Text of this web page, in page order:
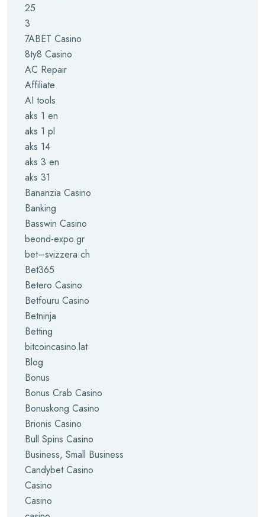
25
3
7ABET Casino
8ty8 Casino
AC Repair
Affiliate
AI tools
aks 1 en
aks 1 pl
aks 14
aks 3 en
aks 31
Bananzia Casino
Banking
Basswin Casino
beond-expo.gr
bet–svizzera.ch
Bet365
Betero Casino
Betfouru Casino
Betninja
Betting
bitcoincasino.lat
Blog
Bonus
Bonus Crab Casino
Bonuskong Casino
Brionis Casino
Bull Spins Casino
Business, Small Business
Candybet Casino
Casino
Casino